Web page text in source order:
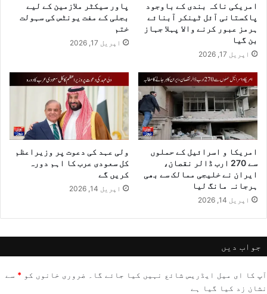
امریکی ناکہ بندی کے باوجود
پاکستانی آئل ٹینکر آبنائے
ہرمز عبور کرنے والا پہلا جہاز
بن گیا
اپریل 17, 2026
پاور سیکٹر ملازمین کے لیے
بجلی کے مفت یونٹس کی سہولت
ختم
اپریل 17, 2026
امریکا و اسرائیل کے حملوں
سے 270 ارب ڈالر نقصان،
ایران نے خلیجی ممالک سے بھی
ہرجانہ مانگ لیا
اپریل 14, 2026
ولی عہد کی دعوت پر وزیراعظم
کل سعودی عرب کا اہم دورہ
کریں گے
اپریل 14, 2026
جواب دیں
آپ کا ای میل ایڈریس شائع نہیں کیا جائے گا۔ ضروری خانوں کو * سے
نشان زد کیا گیا ہے